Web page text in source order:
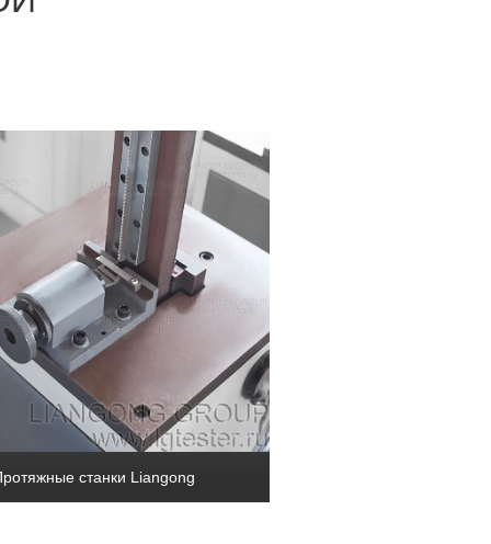
станки Liangong